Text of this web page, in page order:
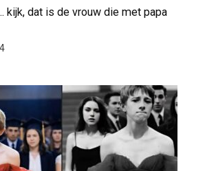
kijk, dat is de vrouw die met papa
4